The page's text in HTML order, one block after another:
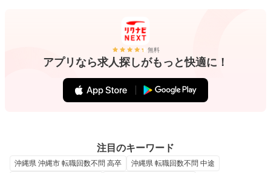
無料
アプリなら求人探しがもっと快適に！
注目のキーワード
沖縄県 沖縄市 転職回数不問 高卒
沖縄県 転職回数不問 中途